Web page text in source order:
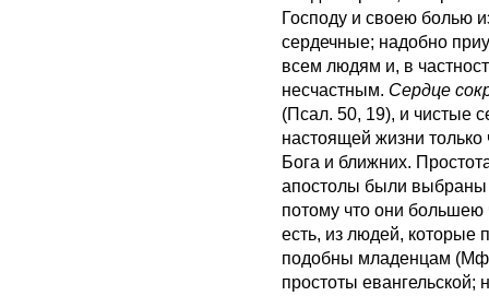
Господу и своею болью
сердечные; надобно
всем людям и, в
несчастным. Сердце
(Псал. 50, 19), и чистые
настоящей жизни
Бога и ближних.
апостолы были выбраны
потому что они большею
есть, из людей, которые
подобны младенцам (Мф.
простоты евангельской;